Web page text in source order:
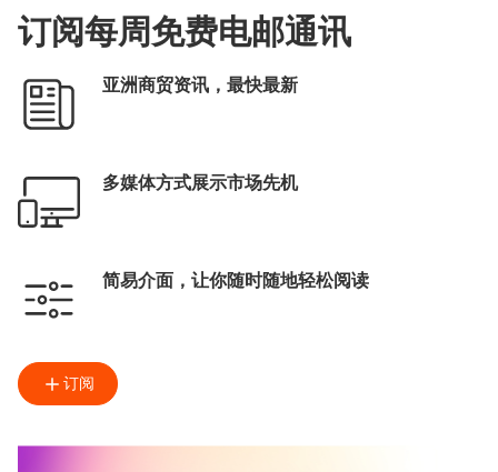
订阅每周免费电邮通讯
亚洲商贸资讯，最快最新
多媒体方式展示市场先机
简易介面，让你随时随地轻松阅读
订阅